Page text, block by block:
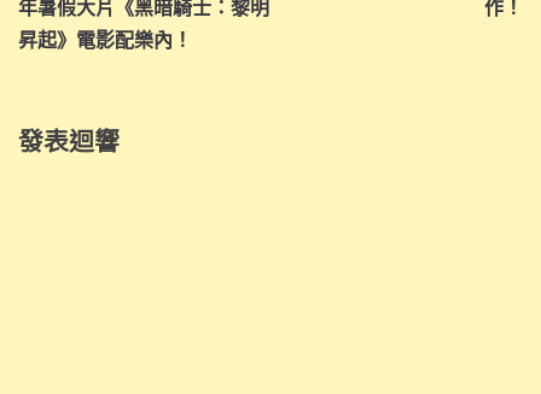
覽
年暑假大片《黑暗騎士：黎明
昇起》電影配樂內！
作！
發表迴響